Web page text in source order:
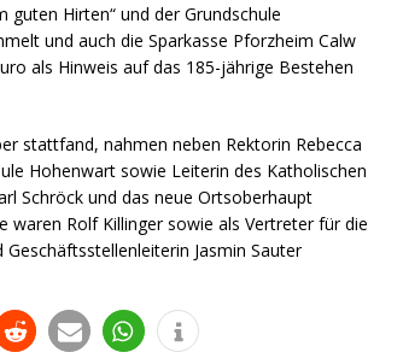
guten Hirten“ und der Grundschule
und auch die Sparkasse Pforzheim Calw
als Hinweis auf das 185-jährige Bestehen
stattfand, nahmen neben Rektorin Rebecca
Hohenwart sowie Leiterin des Katholischen
Schröck und das neue Ortsoberhaupt
waren Rolf Killinger sowie als Vertreter für die
Jasmin Sauter